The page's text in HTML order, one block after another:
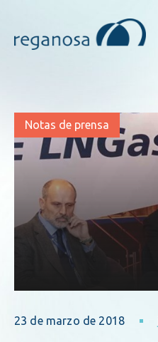
Notas de prensa
23 de marzo de 2018